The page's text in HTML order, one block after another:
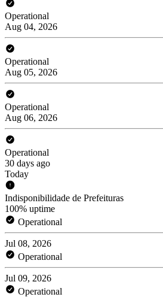
Operational
Aug 04, 2026
Operational
Aug 05, 2026
Operational
Aug 06, 2026
Operational
30 days ago
Today
Indisponibilidade de Prefeituras
100% uptime
Operational
Jul 08, 2026
Operational
Jul 09, 2026
Operational